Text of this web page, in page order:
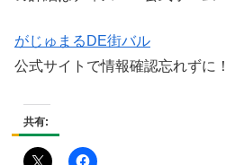
がじゅまるDE街バル
公式サイトで情報確認忘れずに！
共有: